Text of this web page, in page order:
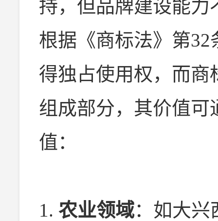
持，但品牌建设能力
根据《商标法》第
得独占使用权，而商
组成部分，其价值可
值：
1. 农业领域：如大兴